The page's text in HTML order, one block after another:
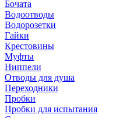
Бочата
Водоотводы
Водорозетки
Гайки
Крестовины
Муфты
Ниппели
Отводы для душа
Переходники
Пробки
Пробки для испытания